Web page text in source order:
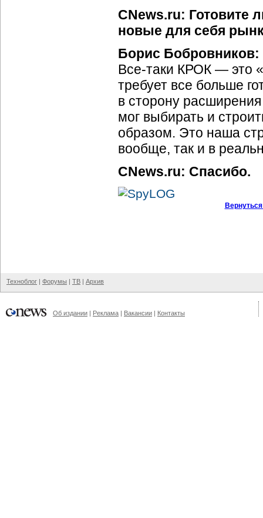
CNews.ru: Готовите
новые для себя
Борис Бобровников:
Все-таки КРОК — это
требует все больше
в сторону
мог выбирать и
образом. Это наша
вообще, так и в
CNews.ru: Спасибо.
Техноблог | Форумы | ТВ | Архив
Об издании | Реклама | Вакансии | Контакты